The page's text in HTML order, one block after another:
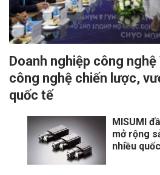
Doanh nghiệp công
công nghệ chiến lược,
quốc tế
MISUMI
mở rộng
nhiều